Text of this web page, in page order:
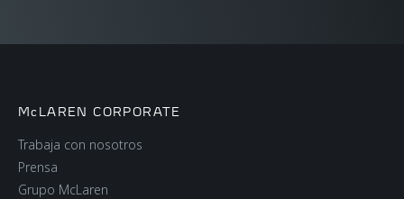
TIPO DE SUSPENSIÓN
DIFERENCIAL
McLAREN CORPORATE
Trabaja con nosotros
Prensa
Grupo McLaren